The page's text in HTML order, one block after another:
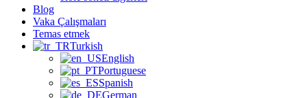
Blog
Vaka Çalışmaları
Temas etmek
Turkish
English
Portuguese
Spanish
German